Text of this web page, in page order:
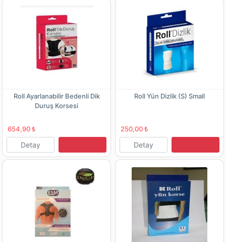
Roll Ayarlanabilir Bedenli Dik
Duruş Korsesi
654,90 ₺
Detay
Roll Yün Dizlik (S) Small
250,00 ₺
Detay